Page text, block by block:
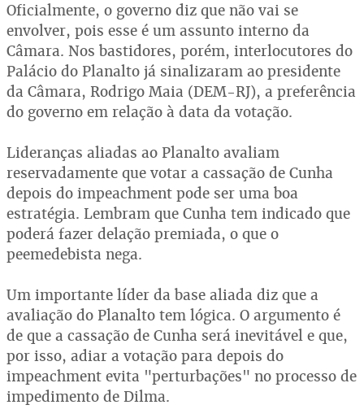
Oficialmente, o governo diz que não vai se
envolver, pois esse é um assunto interno da
Câmara. Nos bastidores, porém, interlocutores do
Palácio do Planalto já sinalizaram ao presidente
da Câmara, Rodrigo Maia (DEM-RJ), a preferência
do governo em relação à data da votação.
Lideranças aliadas ao Planalto avaliam
reservadamente que votar a cassação de Cunha
depois do impeachment pode ser uma boa
estratégia. Lembram que Cunha tem indicado que
poderá fazer delação premiada, o que o
peemedebista nega.
Um importante líder da base aliada diz que a
avaliação do Planalto tem lógica. O argumento é
de que a cassação de Cunha será inevitável e que,
por isso, adiar a votação para depois do
impeachment evita "perturbações" no processo de
impedimento de Dilma.